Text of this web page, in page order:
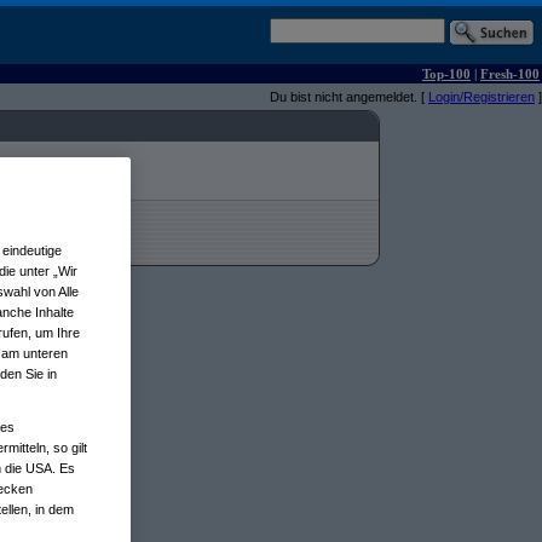
Top-100 | Fresh-100
Du bist nicht angemeldet. [ Login/Registrieren ]
unter „Wir
von Alle
Inhalte
um Ihre
unteren
Sie in
so gilt
die USA. Es
in dem